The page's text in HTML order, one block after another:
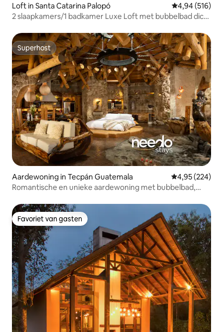
Loft in Santa Catarina Palopó Gemiddelde
4,94 (516)
2 slaapkamers/1 badkamer Luxe Loft met bubbelbad dicht
Superhost
Superhost
Aardewoning in Tecpán Guatemala Gemiddelde
4,95 (224)
Romantische en unieke aardewoning met bubbelbad,
Favoriet van gasten
Favoriet van gasten